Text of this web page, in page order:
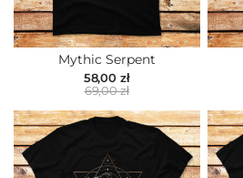
Mythic Serpent
58,00 zł
69,00 zł